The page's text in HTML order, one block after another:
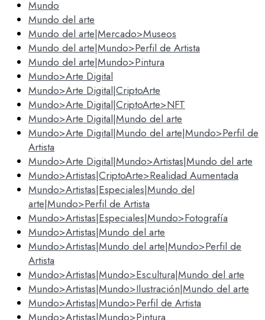
Mundo
Mundo del arte
Mundo del arte|Mercado>Museos
Mundo del arte|Mundo>Perfil de Artista
Mundo del arte|Mundo>Pintura
Mundo>Arte Digital
Mundo>Arte Digital|CriptoArte
Mundo>Arte Digital|CriptoArte>NFT
Mundo>Arte Digital|Mundo del arte
Mundo>Arte Digital|Mundo del arte|Mundo>Perfil de
Artista
Mundo>Arte Digital|Mundo>Artistas|Mundo del arte
Mundo>Artistas|CriptoArte>Realidad Aumentada
Mundo>Artistas|Especiales|Mundo del
arte|Mundo>Perfil de Artista
Mundo>Artistas|Especiales|Mundo>Fotografía
Mundo>Artistas|Mundo del arte
Mundo>Artistas|Mundo del arte|Mundo>Perfil de
Artista
Mundo>Artistas|Mundo>Escultura|Mundo del arte
Mundo>Artistas|Mundo>Ilustración|Mundo del arte
Mundo>Artistas|Mundo>Perfil de Artista